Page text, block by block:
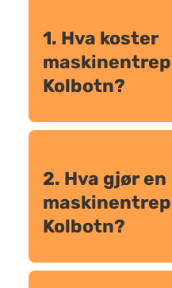
1. Hva koster
Kolbotn?
2. Hva gjør en
Kolbotn?